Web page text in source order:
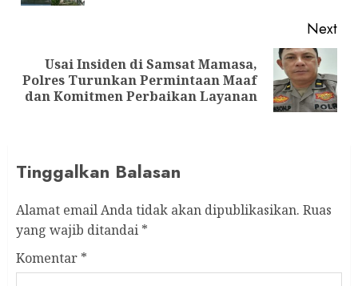
Next
Next
post:
Usai Insiden di Samsat Mamasa,
Polres Turunkan Permintaan Maaf
dan Komitmen Perbaikan Layanan
Tinggalkan Balasan
Alamat email Anda tidak akan dipublikasikan. Ruas
yang wajib ditandai *
Komentar *